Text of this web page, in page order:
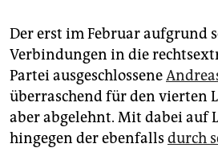
Der erst im Februar aufgrund
Verbindungen in die
Partei ausgeschlossene
überraschend für den vierten
aber abgelehnt. Mit dabei auf
hingegen der ebenfalls durch